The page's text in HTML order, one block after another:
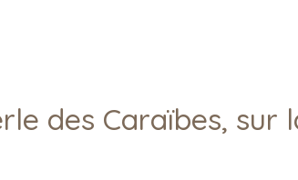
des Caraïbes, sur